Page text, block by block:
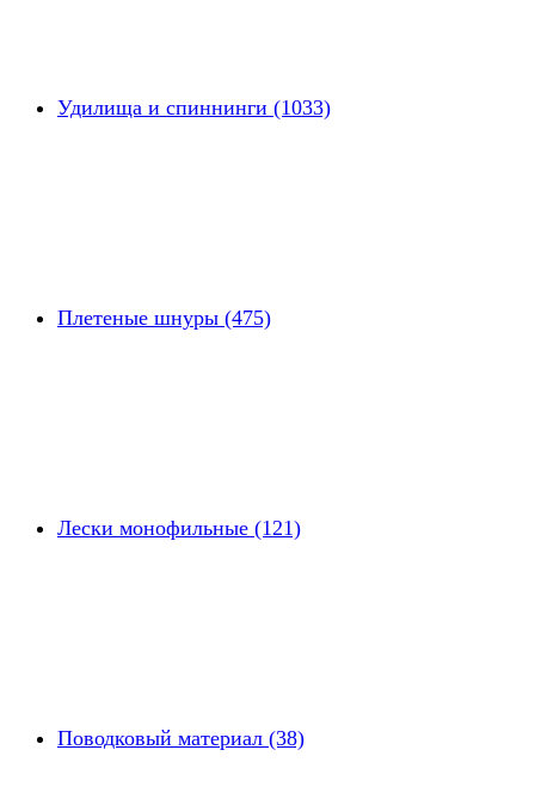
Удилища и спиннинги (1033)
Плетеные шнуры (475)
Лески монофильные (121)
Поводковый материал (38)